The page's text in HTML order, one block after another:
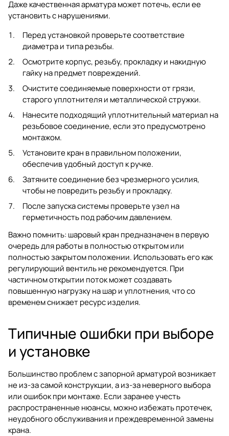
Даже качественная арматура может потечь, если ее
установить с нарушениями.
Перед установкой проверьте соответствие
диаметра и типа резьбы.
Осмотрите корпус, резьбу, прокладку и накидную
гайку на предмет повреждений.
Очистите соединяемые поверхности от грязи,
старого уплотнителя и металлической стружки.
Нанесите подходящий уплотнительный материал на
резьбовое соединение, если это предусмотрено
монтажом.
Установите кран в правильном положении,
обеспечив удобный доступ к ручке.
Затяните соединение без чрезмерного усилия,
чтобы не повредить резьбу и прокладку.
После запуска системы проверьте узел на
герметичность под рабочим давлением.
Важно помнить: шаровый кран предназначен в первую
очередь для работы в полностью открытом или
полностью закрытом положении. Использовать его как
регулирующий вентиль не рекомендуется. При
частичном открытии поток может создавать
повышенную нагрузку на шар и уплотнения, что со
временем снижает ресурс изделия.
Типичные ошибки при выборе
и установке
Большинство проблем с запорной арматурой возникает
не из-за самой конструкции, а из-за неверного выбора
или ошибок при монтаже. Если заранее учесть
распространенные нюансы, можно избежать протечек,
неудобного обслуживания и преждевременной замены
крана.